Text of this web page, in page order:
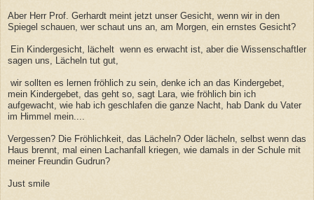
Aber Herr Prof. Gerhardt meint jetzt unser Gesicht, wenn wir in den
Spiegel schauen, wer schaut uns an, am Morgen, ein ernstes Gesicht?
Ein Kindergesicht, lächelt wenn es erwacht ist, aber die Wissenschaftler
sagen uns, Lächeln tut gut,
wir sollten es lernen fröhlich zu sein, denke ich an das Kindergebet,
mein Kindergebet, das geht so, sagt Lara, wie fröhlich bin ich
aufgewacht, wie hab ich geschlafen die ganze Nacht, hab Dank du Vater
im Himmel mein....
Vergessen? Die Fröhlichkeit, das Lächeln? Oder lächeln, selbst wenn das
Haus brennt, mal einen Lachanfall kriegen, wie damals in der Schule mit
meiner Freundin Gudrun?
Just smile